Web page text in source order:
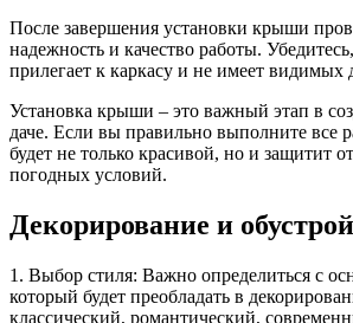
После завершения установки крыши
надежность и качество работы.
прилегает к каркасу и не имеет видимых
Установка крыши – это важный этап в
даче. Если вы правильно выполните все
будет не только красивой, но и защитит
погодных условий.
Декорирование и
1. Выбор стиля: Важно определиться с
который будет преобладать в
классический, романтический,